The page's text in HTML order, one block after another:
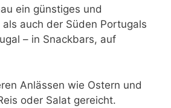
ein günstiges und
auch der Süden Portugals
– in Snackbars, auf
Anlässen wie Ostern und
oder Salat gereicht.